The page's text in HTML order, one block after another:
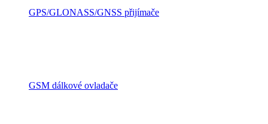
GPS/GLONASS/GNSS přijímače
GSM dálkové ovladače